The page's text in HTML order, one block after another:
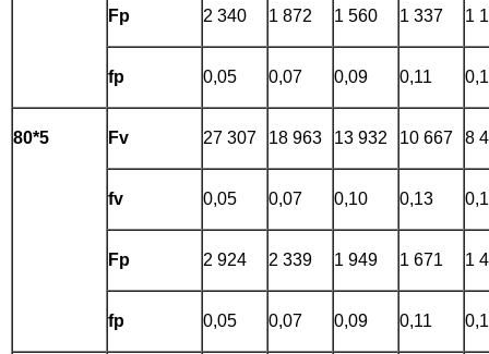
Fp 2 340 1 872 1 560 1 337 1
fp 0,05 0,07 0,09 0,11
80*5 Fv 27 307 18 963 13 932 10 667 8
fv 0,05 0,07 0,10 0,13
Fp 2 924 2 339 1 949 1 671 1
fp 0,05 0,07 0,09 0,11